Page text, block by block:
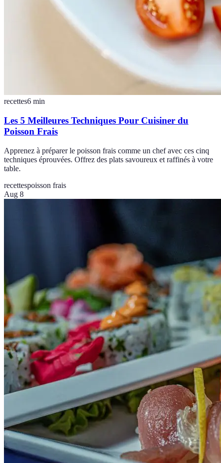
recettes6 min
Les 5 Meilleures Techniques Pour Cuisiner du
Poisson Frais
Apprenez à préparer le poisson frais comme un chef avec ces cinq
techniques éprouvées. Offrez des plats savoureux et raffinés à votre
table.
recettespoisson frais
Aug 8